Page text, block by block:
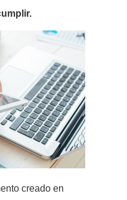
creado en